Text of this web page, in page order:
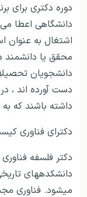
دوره دکتری برای
دانشگاهی اعطا می
اشتغال به عنوان
محقق یا دانشمند
دانشجویان
دست آورده اند ،
داشته باشند که
دکترای فناوری
دکتر فلسفه
دانشکده­های
می­شود. فناوری